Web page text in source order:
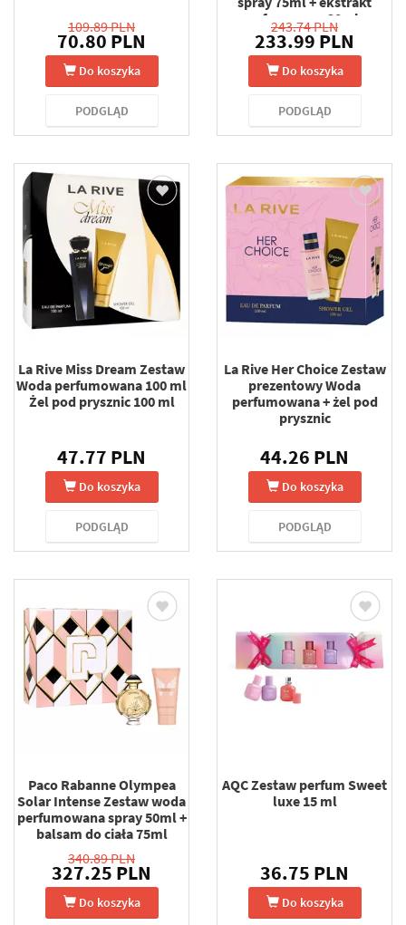
109.89 PLN
70.80 PLN
Do koszyka
PODGLĄD
perfum spray 30ml +
dezodorant spray 200ml
243.74 PLN
233.99 PLN
Do koszyka
PODGLĄD
La Rive Miss Dream Zestaw
Woda perfumowana 100 ml
Żel pod prysznic 100 ml
47.77 PLN
Do koszyka
PODGLĄD
La Rive Her Choice Zestaw
prezentowy Woda
perfumowana + żel pod
prysznic
44.26 PLN
Do koszyka
PODGLĄD
Paco Rabanne Olympea
Solar Intense Zestaw woda
perfumowana spray 50ml +
balsam do ciała 75ml
340.89 PLN
327.25 PLN
Do koszyka
AQC Zestaw perfum Sweet
luxe 15 ml
36.75 PLN
Do koszyka